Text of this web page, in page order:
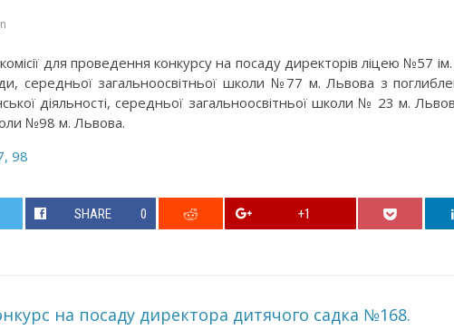
для проведення конкурсу на посаду директорів ліцею №57
середньої загальноосвітньої школи №77 м. Львова з
діяльності, середньої загальноосвітньої школи № 23 м.
№98 м. Львова.
98
SHARE 0 +1
на посаду директора дитячого садка №168.